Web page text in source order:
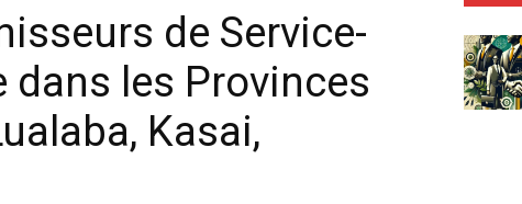
de Service-
les Provinces
Kasai,